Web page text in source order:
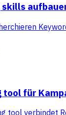
skills
tool für
tool verbindet